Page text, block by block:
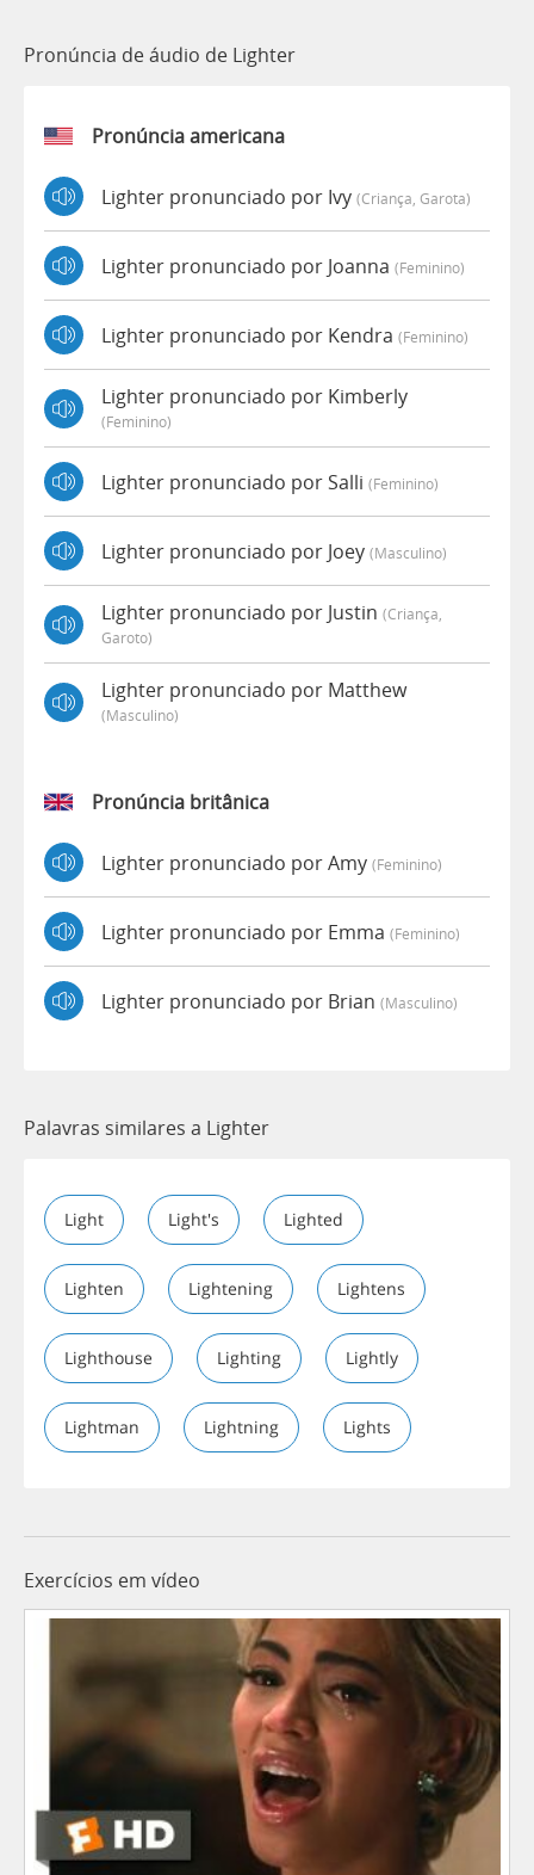
Pronúncia de áudio de Lighter
Pronúncia americana
Lighter pronunciado por Ivy (criança, Garota)
Lighter pronunciado por Joanna (feminino)
Lighter pronunciado por Kendra (feminino)
Lighter pronunciado por Kimberly
(feminino)
Lighter pronunciado por Salli (feminino)
Lighter pronunciado por Joey (masculino)
Lighter pronunciado por Justin (criança,
Garoto)
Lighter pronunciado por Matthew
(masculino)
Pronúncia britânica
Lighter pronunciado por Amy (feminino)
Lighter pronunciado por Emma (feminino)
Lighter pronunciado por Brian (masculino)
Palavras similares a Lighter
Light Light's Lighted
Lighten Lightening Lightens
Lighthouse Lighting Lightly
Lightman Lightning Lights
Exercícios em vídeo